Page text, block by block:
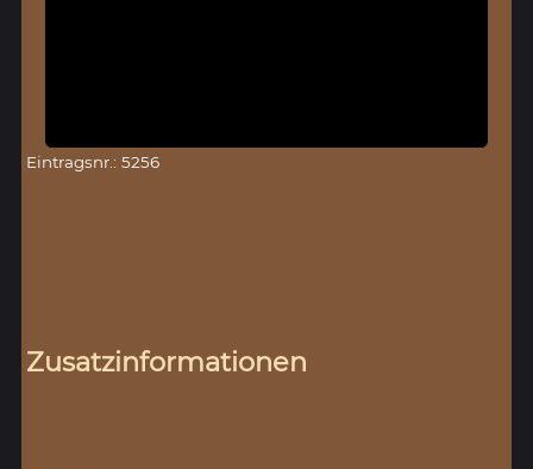
Eintragsnr.: 5256
Zusatzinformationen